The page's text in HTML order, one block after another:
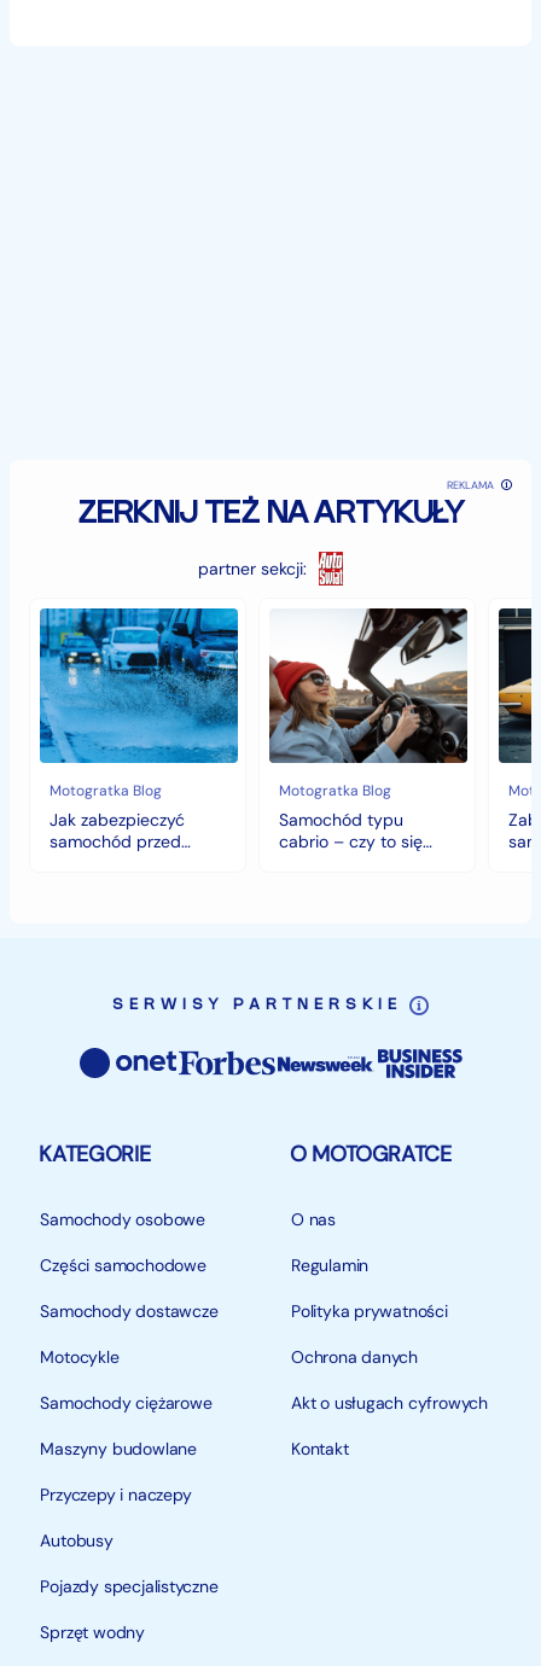
ZERKNIJ TEŻ NA ARTYKUŁY
REKLAMA
partner sekcji:
Jak
zabezpieczyć
samochód
przed
jesiennymi
chłodami
i
deszczem?
Motogratka Blog
Jak zabezpieczyć
samochód przed
Samochód
cabrio
–
czy
to
się
opłaca
w
polskim
klimacie?
Motogratka Blog
Samochód typu
cabrio – czy to się
czyli
SERWISY PARTNERSKIE
KATEGORIE
Samochody osobowe
Części samochodowe
Samochody dostawcze
Motocykle
Samochody ciężarowe
Maszyny budowlane
Przyczepy i naczepy
Autobusy
Pojazdy specjalistyczne
Sprzęt wodny
O MOTOGRATCE
O nas
Regulamin
Polityka prywatności
Ochrona danych
Akt o usługach cyfrowych
Kontakt